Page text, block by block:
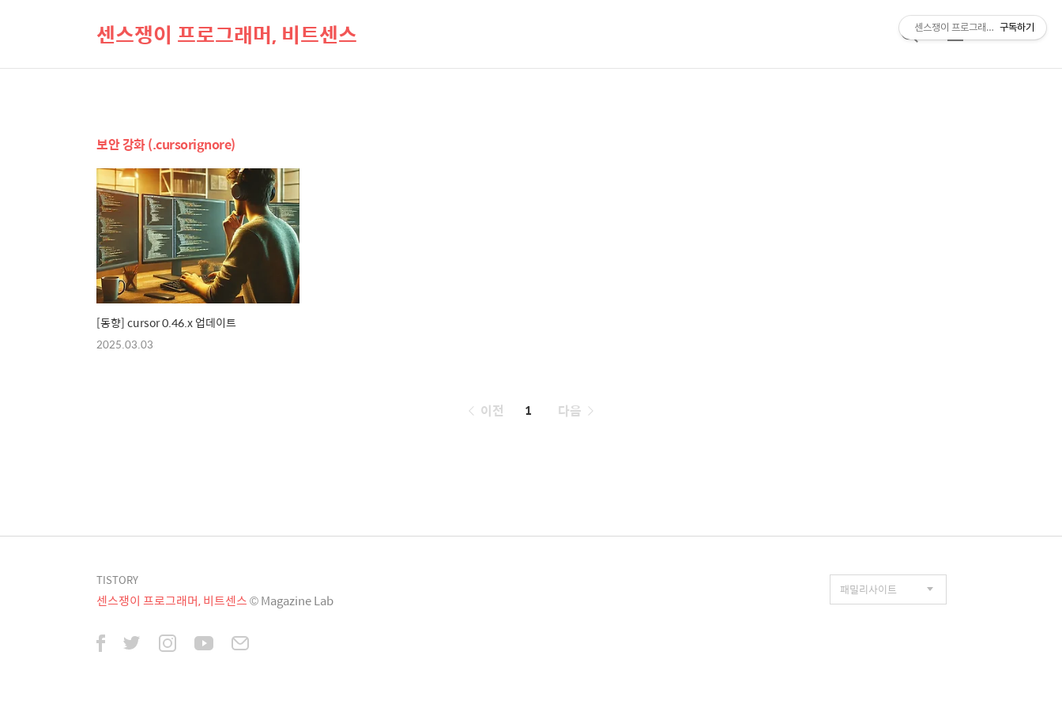
센스쟁이 프로그래머, 비트센스
검
메
보안 강화 (.cursorignore)
[동향] cursor 0.46.x 업데이트
2025.03.03
페
이전 1 다음
TISTORY
센스쟁이 프로그래머, 비트센스© Magazine Lab
센스쟁이 프로그래머, 비트센스
구독하기